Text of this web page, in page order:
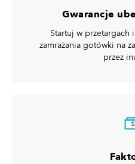
Gwarancje
Startuj w przetargach
zamrażania gotówki na
przez
$